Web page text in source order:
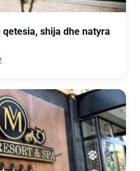
qetesia, shija dhe natyra